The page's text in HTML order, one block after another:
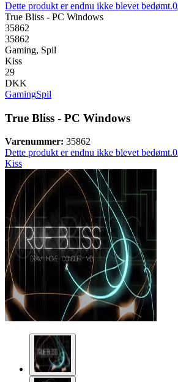
Dette produkt er endnu ikke blevet bedømt.0
True Bliss - PC Windows
35862
35862
Gaming, Spil
Kiss
29
DKK
GamingSpil
True Bliss - PC Windows
Varenummer: 35862
Dette produkt er endnu ikke blevet bedømt.0
Kiss